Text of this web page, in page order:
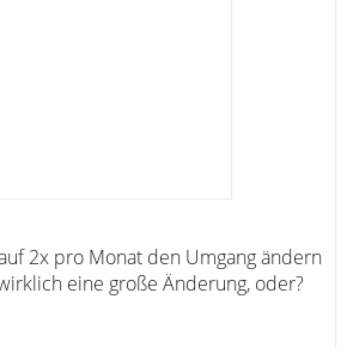
2x pro Monat den Umgang ändern
eine große Änderung, oder?